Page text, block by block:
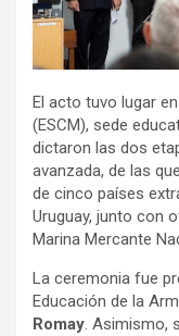
El acto tuvo lugar
(ESCM), sede
dictaron las dos
avanzada, de las
de cinco países
Uruguay, junto con
Marina Mercante
La ceremonia fue
Educación de la
Romay. Asimismo,